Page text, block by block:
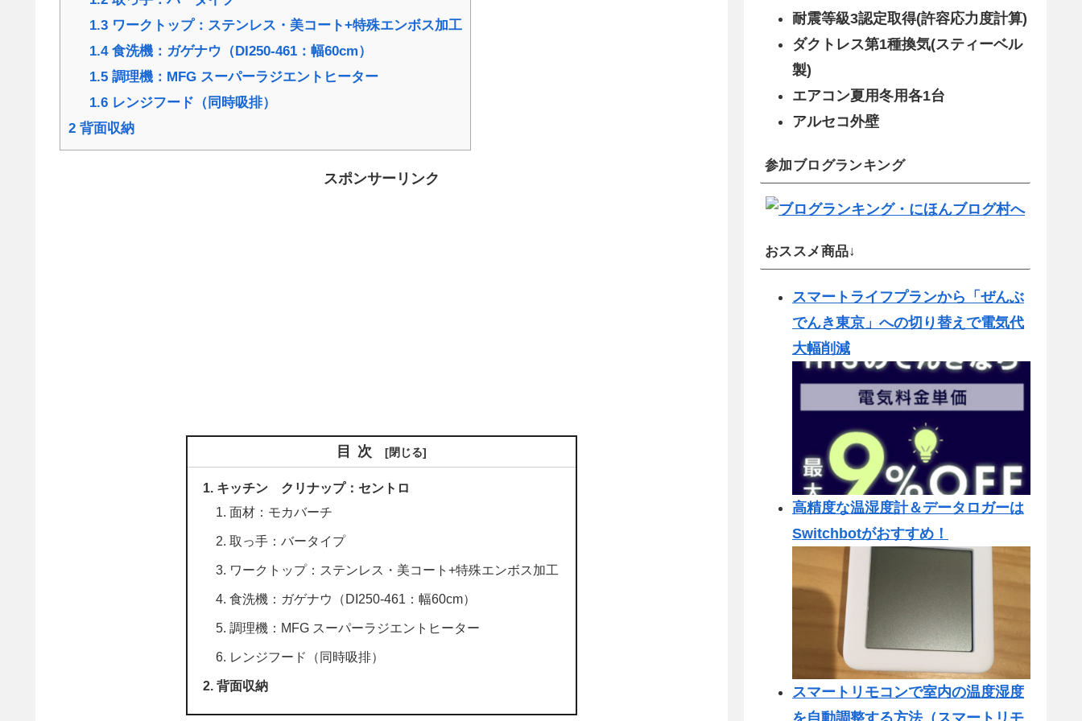
1.3ワークトップ：ステンレス・美コート+特殊エンボス加工
1.4食洗機：ガゲナウ（DI250-461：幅60cm）
1.5調理機：MFG スーパーラジエントヒーター
1.6レンジフード（同時吸排）
2 背面収納
スポンサーリンク
目次
キッチン クリナップ：セントロ
面材：モカバーチ
取っ手：バータイプ
ワークトップ：ステンレス・美コート+特殊エンボス加工
食洗機：ガゲナウ（DI250-461：幅60cm）
調理機：MFG スーパーラジエントヒーター
レンジフード（同時吸排）
背面収納
耐震等級3認定取得(許容応力度計算)
ダクトレス第1種換気(スティーベル
製)
エアコン夏用冬用各1台
アルセコ外壁
参加ブログランキング
おススメ商品↓
スマートライフプランから「ぜんぶ
でんき東京」への切り替えで電気代
大幅削減
高精度な温湿度計＆データロガーは
Switchbotがおすすめ！
スマートリモコンで室内の温度湿度